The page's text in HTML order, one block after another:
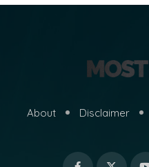
About Disclaimer